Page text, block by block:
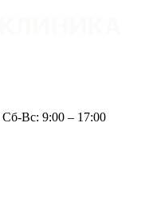
Сб-Вс: 9:00 – 17:00